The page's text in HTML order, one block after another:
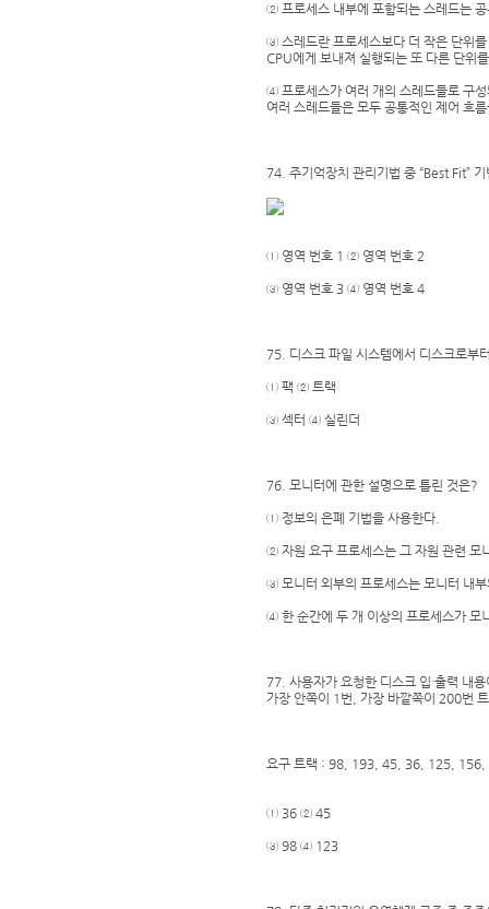
② 프로세스 내부에 포함되는 스레드는
③ 스레드란 프로세스보다 더 작은 단위
CPU에게 보내져 실행되는 또 다른 단위
④ 프로세스가 여러 개의 스레드들로 구
여러 스레드들은 모두 공통적인 제어 흐
74. 주기억장치 관리기법 중 “Best Fit”
① 영역 번호 1 ② 영역 번호 2
③ 영역 번호 3 ④ 영역 번호 4
75. 디스크 파일 시스템에서 디스크로부
① 팩 ② 트랙
③ 섹터 ④ 실린더
76. 모니터에 관한 설명으로 틀린 것은?
① 정보의 은폐 기법을 사용한다.
② 자원 요구 프로세스는 그 자원 관련 모
③ 모니터 외부의 프로세스는 모니터 내
④ 한 순간에 두 개 이상의 프로세스가 모
77. 사용자가 요청한 디스크 입·출력 내
가장 안쪽이 1번, 가장 바깥쪽이 200번
요구 트랙 : 98, 193, 45, 36, 125, 156,
① 36 ② 45
③ 98 ④ 123